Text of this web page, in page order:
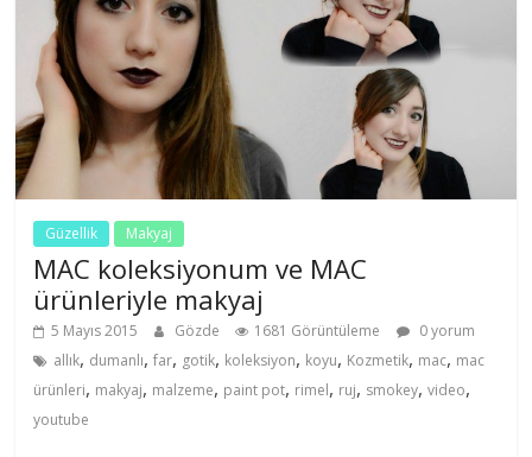
Güzellik Makyaj
MAC koleksiyonum ve MAC
ürünleriyle makyaj
5 Mayıs 2015 Gözde 1681 Görüntüleme
0 yorum
allık, dumanlı,far, gotik, koleksiyon, koyu, Kozmetik, mac, mac
ürünleri, makyaj, malzeme, paint pot, rimel, ruj, smokey,video,
youtube